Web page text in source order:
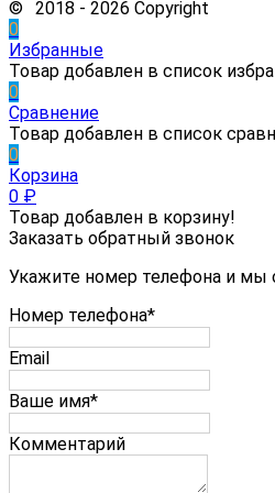
© 2018 - 2026 Copyright
0
Избранные
Товар добавлен в список
0
Сравнение
Товар добавлен в список
0
Корзина
0 ₽
Товар добавлен в корзину!
Заказать обратный звонок
Укажите номер телефона и мы
Номер телефона*
Email
Ваше имя*
Комментарий